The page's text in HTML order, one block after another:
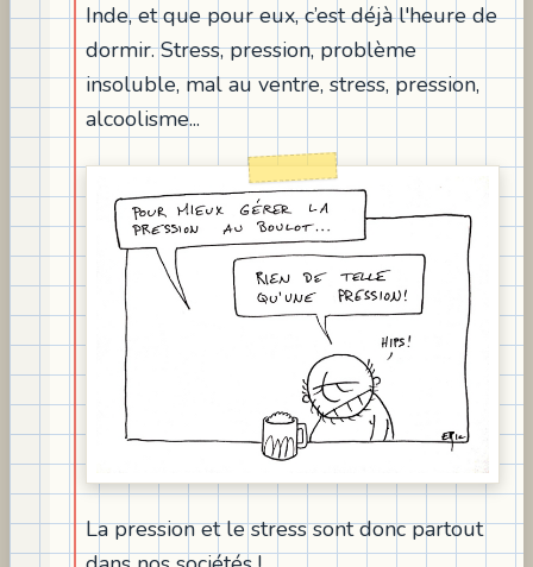
Inde, et que pour eux, c’est déjà l'heure de
dormir. Stress, pression, problème
insoluble, mal au ventre, stress, pression,
alcoolisme...
La pression et le stress sont donc partout